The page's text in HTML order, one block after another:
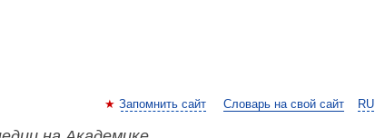
RU
Запомнить сайт Словарь на свой сайт